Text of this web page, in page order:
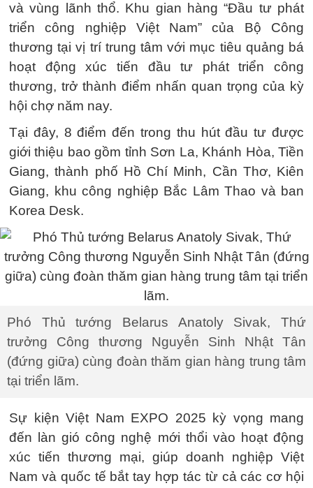
và vùng lãnh thổ. Khu gian hàng “Đầu tư phát
triển công nghiệp Việt Nam” của Bộ Công
thương tại vị trí trung tâm với mục tiêu quảng bá
hoạt động xúc tiến đầu tư phát triển công
thương, trở thành điểm nhấn quan trọng của kỳ
hội chợ năm nay.
Tại đây, 8 điểm đến trong thu hút đầu tư được
giới thiệu bao gồm tỉnh Sơn La, Khánh Hòa, Tiền
Giang, thành phố Hồ Chí Minh, Cần Thơ, Kiên
Giang, khu công nghiệp Bắc Lâm Thao và ban
Korea Desk.
Phó Thủ tướng Belarus Anatoly Sivak, Thứ
trưởng Công thương Nguyễn Sinh Nhật Tân
(đứng giữa) cùng đoàn thăm gian hàng trung tâm
tại triển lãm.
Sự kiện Việt Nam EXPO 2025 kỳ vọng mang
đến làn gió công nghệ mới thổi vào hoạt động
xúc tiến thương mại, giúp doanh nghiệp Việt
Nam và quốc tế bắt tay hợp tác từ cả các cơ hội